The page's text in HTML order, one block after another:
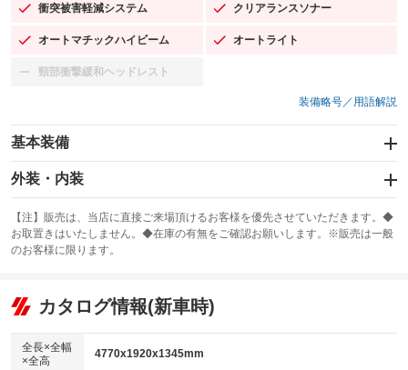
衝突被害軽減システム
：装備あり クリアランスソナー
：装備あり
オートマチックハイビーム
：装備あり オートライト
：装備あり
頸部衝撃緩和ヘッドレスト
：装備なし
装備略号／用語解説
基本装備
エアバッグ：運転席/助手席/サイド
：装備あり
：装備なし
サンルーフ
：装備なし ABS
リフトアップ
：装備なし
：装備なし
パワーウィンドウ
外装・内装
カーナビ：メモリーナビ他
：装備あり
TV：フルセグ
：装備あり
ビジュアル
：装備なし
：装備あり
【注】販売は、当店に直接ご来場頂けるお客様を優先させていただきます。◆
お取置きはいたしません。◆在庫の有無をご確認お願いします。※販売は一般
のお客様に限ります。
カタログ情報(新車時)
全長×全幅
×全高
4770x1920x1345mm